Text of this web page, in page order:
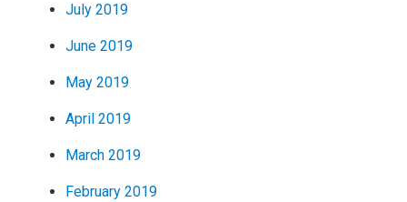
July 2019
June 2019
May 2019
April 2019
March 2019
February 2019